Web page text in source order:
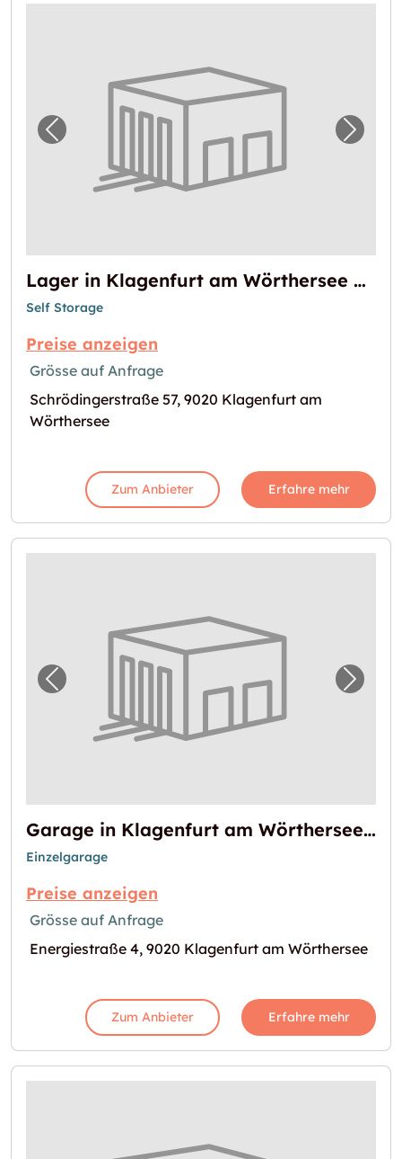
Vorheriges Bild für "Lager in Klagenfurt am
Lager in Klagenfurt am Wörthersee verfügbar
Self Storage
Preise anzeigen
Grösse auf Anfrage
Schrödingerstraße 57, 9020 Klagenfurt am
Wörthersee
Zum Anbieter Erfahre mehr
Vorheriges Bild für "Garage in Klagenfurt
Garage in Klagenfurt am Wörthersee verfügbar
Einzelgarage
Preise anzeigen
Grösse auf Anfrage
Energiestraße 4, 9020 Klagenfurt am Wörthersee
Zum Anbieter Erfahre mehr